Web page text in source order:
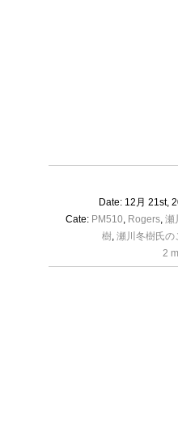
Date: 12月 21st,
Cate: PM510, Rogers, 瀬
樹, 瀬川冬樹氏の
2